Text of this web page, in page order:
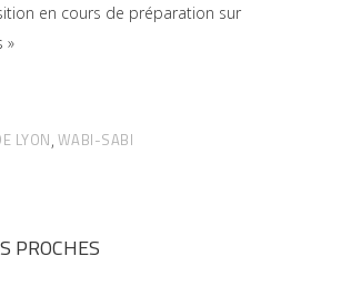
en cours de préparation sur
»
LYON, WABI-SABI
PROCHES